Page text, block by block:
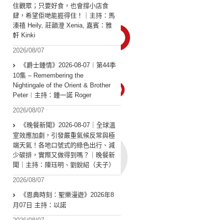
住觀眾；只要好食，也會撐小店食
肆，希望佢哋能捱得住！｜主持：馬
溱禧 Heily, 莊韻澄 Xenia, 嘉賓：雅
軒 Kinki
2026/08/07
《爵士鍾情》2026-08-07︱第44季
10集 – Remembering the
Nightingale of the Orient & Brother
Peter︱主持：鍾一諾 Roger
2026/08/07
《晚餐新聞》2026-08-07｜全球溫
室效應加劇，引發嚴重氣候反常與極
端天氣！各地口號式的綠色出行、減
少碳排，實際又做得到嗎？｜晚餐新
聞｜主持：陳珏明、劉銳紹（夫子）
2026/08/07
《恩典時刻：聖樂漫遊》2026年8
月07日 主持：以諾